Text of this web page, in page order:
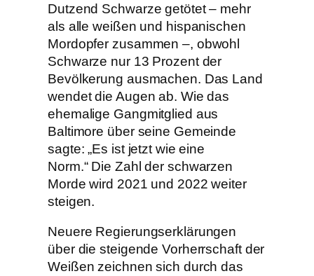
Dutzend Schwarze getötet – mehr
als alle weißen und hispanischen
Mordopfer zusammen –, obwohl
Schwarze nur 13 Prozent der
Bevölkerung ausmachen. Das Land
wendet die Augen ab. Wie das
ehemalige Gangmitglied aus
Baltimore über seine Gemeinde
sagte: „Es ist jetzt wie eine
Norm.“ Die Zahl der schwarzen
Morde wird 2021 und 2022 weiter
steigen.
Neuere Regierungserklärungen
über die steigende Vorherrschaft der
Weißen zeichnen sich durch das